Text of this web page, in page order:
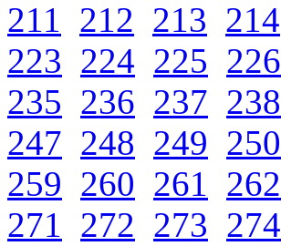
211 212 213 214
223 224 225 226
235 236 237 238
247 248 249 250
259 260 261 262
271 272 273 274